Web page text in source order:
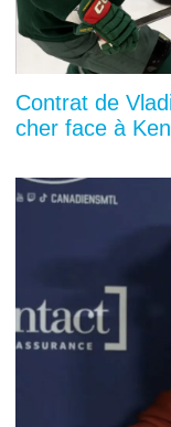
Contrat de
cher face à